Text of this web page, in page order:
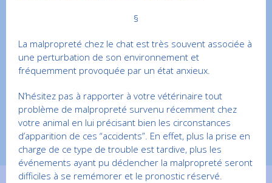
§
La malpropreté chez le chat est très souvent associée à
une perturbation de son environnement et
fréquemment provoquée par un état anxieux.
N’hésitez pas à rapporter à votre vétérinaire tout
problème de malpropreté survenu récemment chez
votre animal en lui précisant bien les circonstances
d’apparition de ces “accidents”. En effet, plus la prise en
charge de ce type de trouble est tardive, plus les
événements ayant pu déclencher la malpropreté seront
difficiles à se remémorer et le pronostic réservé.